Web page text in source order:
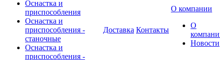
Оснастка и
приспособления
Оснастка и
приспособления -
станочные
Оснастка и
приспособления -
Доставка Контакты
О компании
О
Новости